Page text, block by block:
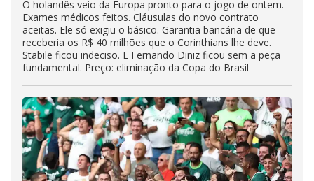
O holandês veio da Europa pronto para o jogo de ontem.
Exames médicos feitos. Cláusulas do novo contrato
aceitas. Ele só exigiu o básico. Garantia bancária de que
receberia os R$ 40 milhões que o Corinthians lhe deve.
Stabile ficou indeciso. E Fernando Diniz ficou sem a peça
fundamental. Preço: eliminação da Copa do Brasil